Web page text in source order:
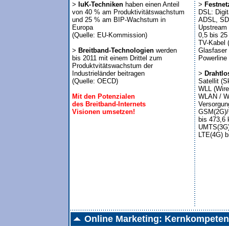
> IuK-Techniken haben einen Anteil
von 40 % am Produktivitätswachstum
und 25 % am BIP-Wachstum in
Europa
(Quelle: EU-Kommission)
> Breitband-Technologien werden
bis 2011 mit einem Drittel zum
Produktvitätswachstum der
Industrieländer beitragen
(Quelle: OECD)
Mit den Potenzialen
des Breitband-Internets
Visionen umsetzen!
>
DSL:
ADSL,
0,5 bis
TV-Kabel
Glasfaser
Powerline
>
Satellit
WLL
WLAN /
bis 473,6
LTE(4G)
Online Marketing: